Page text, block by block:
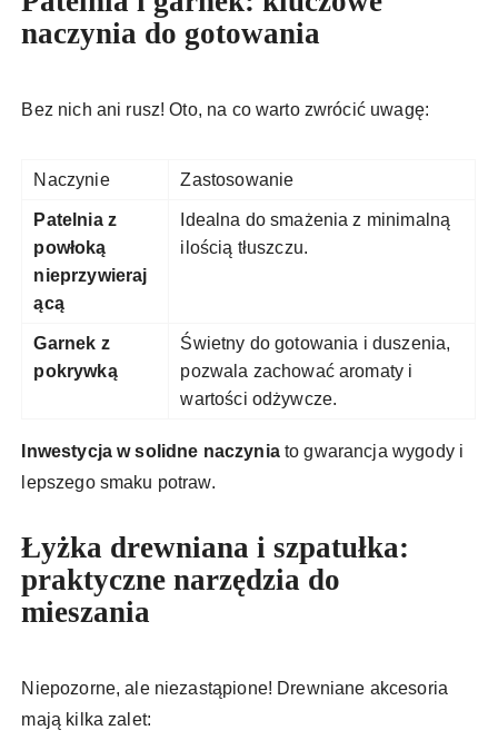
naczynia do gotowania
Bez nich ani rusz! Oto, na co warto zwrócić uwagę:
Naczynie Zastosowanie
Patelnia z
powłoką
nieprzywieraj
ącą
Idealna do smażenia z minimalną
ilością tłuszczu.
Garnek z
pokrywką
Świetny do gotowania i duszenia,
pozwala zachować aromaty i
wartości odżywcze.
Inwestycja w solidne naczyniato gwarancja wygody i
lepszego smaku potraw.
Łyżka drewniana i szpatułka:
praktyczne narzędzia do
mieszania
Niepozorne, ale niezastąpione! Drewniane akcesoria
mają kilka zalet: